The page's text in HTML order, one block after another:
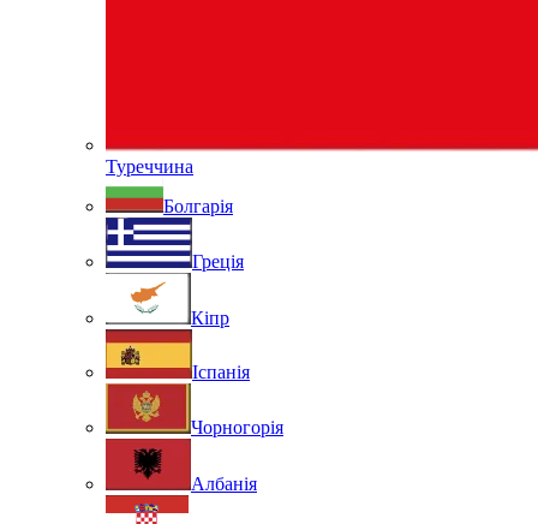
Туреччина
Болгарія
Греція
Кіпр
Іспанія
Чорногорія
Албанія